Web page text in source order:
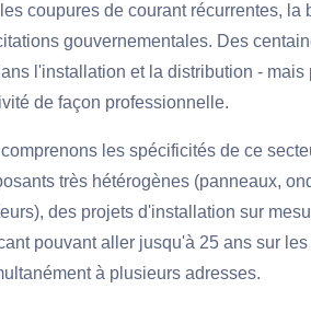
coupures de courant récurrentes, la
gouvernementales. Des
l'installation et la distribution - mais
de façon professionnelle.
les spécificités de ce
très hétérogènes (panneaux,
des projets d'installation sur
pouvant aller jusqu'à 25 ans sur
à plusieurs adresses.